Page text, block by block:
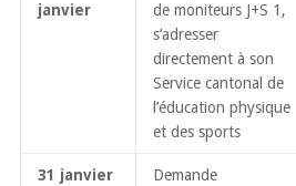
janvier
de moniteurs J+S 1,
s’adresser
directement à son
Service cantonal de
l’éducation physique
et des sports
31 janvier
Demande